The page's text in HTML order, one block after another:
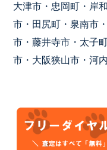
大津市・忠岡町・岸
市・田尻町・泉南市
市・藤井寺市・太子
市・大阪狭山市・河